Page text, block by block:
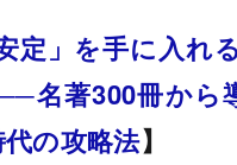
定」を手に入れ
名著300冊から
の攻略法】